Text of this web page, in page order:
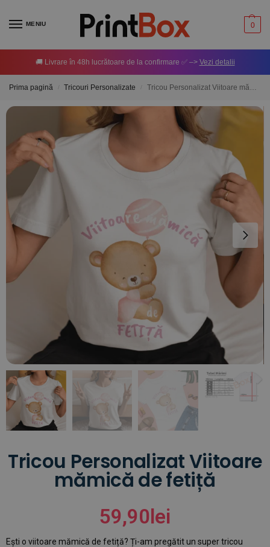
MENIU 0
🚚 Livrare în 48h lucrătoare de la confirmare ✅ –> Vezi detalii
Prima pagină Tricouri Personalizate Tricou Personalizat Viitoare mămică de fetiță
Tricou Personalizat Viitoare
mămică de fetiță
59,90lei
Ești o viitoare mămică de fetiță? Ți-am pregătit un super tricou